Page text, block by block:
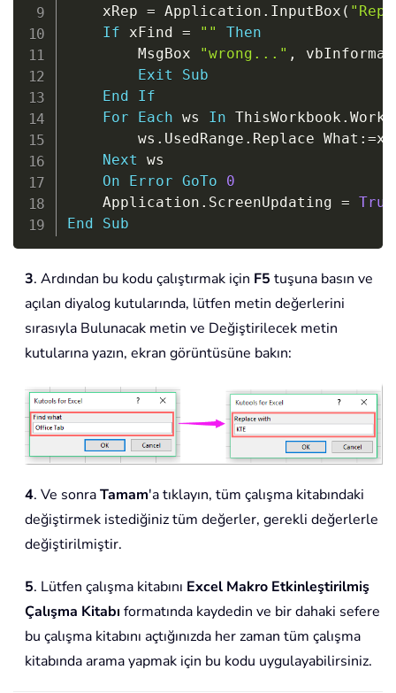
    xRep
= Application . InputBox (
If xFind = ""
Then
        MsgBox
"wrong..." ,
Exit
Sub
End
If
For
Each ws In ThisWorkbook .
        ws
. UsedRange . Replace What : =
Next ws
On
Error GoTo
0
    Application
. ScreenUpdating = True
End
Sub
3. Ardından bu kodu çalıştırmak için F5 tuşuna basın ve
açılan diyalog kutularında, lütfen metin değerlerini
sırasıyla Bulunacak metin ve Değiştirilecek metin
kutularına yazın, ekran görüntüsüne bakın:
4. Ve sonraTamam'a tıklayın, tüm çalışma kitabındaki
değiştirmek istediğiniz tüm değerler, gerekli değerlerle
değiştirilmiştir.
5. Lütfen çalışma kitabını Excel Makro Etkinleştirilmiş
Çalışma Kitabı formatında kaydedin ve bir dahaki sefere
bu çalışma kitabını açtığınızda her zaman tüm çalışma
kitabında arama yapmak için bu kodu uygulayabilirsiniz.